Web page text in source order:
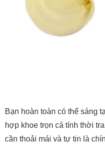
Bạn hoàn toàn có thể sáng
hợp khoe trọn cá tính thời
cần thoải mái và tự tin là